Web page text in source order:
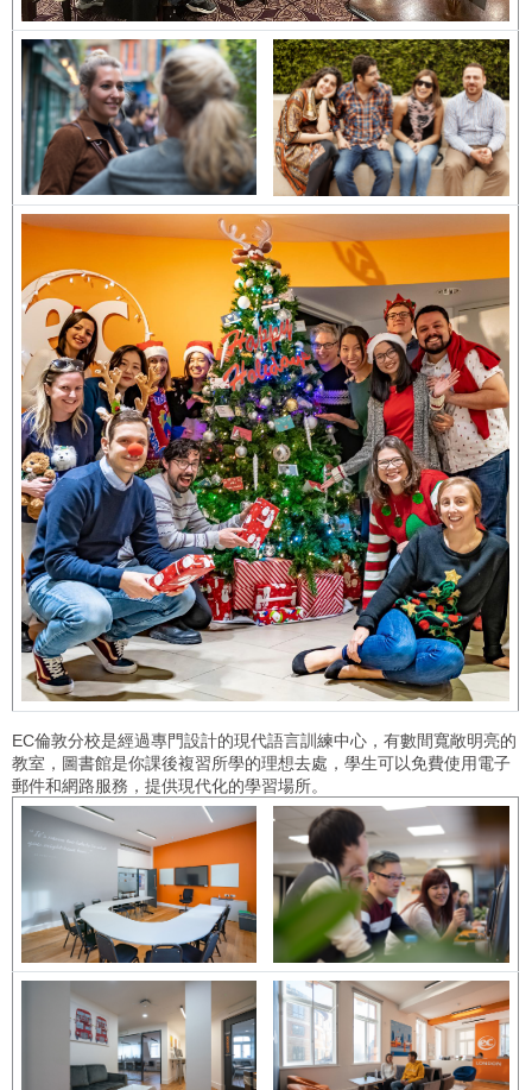
EC倫敦分校是經過專門設計的現代語言訓練中心，有數間寬敞明亮的
教室，圖書館是你課後複習所學的理想去處，學生可以免費使用電子
郵件和網路服務，提供現代化的學習場所。